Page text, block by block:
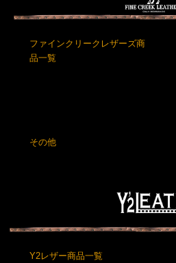
ファインクリークレザーズ商
品一覧
その他
Y2レザー商品一覧